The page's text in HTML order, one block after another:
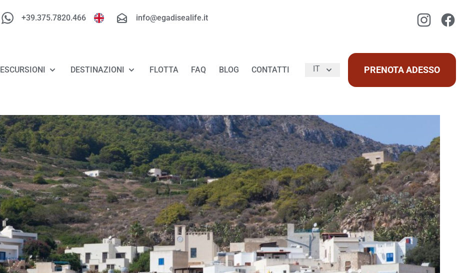
+39.375.7820.466 info@egadisealife.it Instagram
ESCURSIONI
TOUR MARETTIMO
TOUR RISERVA DELLO ZINGARO - SAN
VITO LO CAPO
LUXURY TOUR FAVIGNANA - LEVANZO
MINICROCIERA ALLE EGADI
TOUR "SULLA ROTTA DEI FLORIO"
TUTTI I TOUR
DESTINAZIONI
LEVANZO
MARETTIMO
RISERVA DELLO ZINGARO
SAN VITO LO CAPO
MAKARI
SCOPELLO
FLOTTA FAQ BLOG CONTATTI IT PRENOTA ADESSO